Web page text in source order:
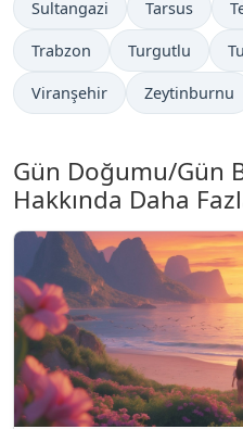
Sultangazi Tarsus
Trabzon Turgutlu
Viranşehir Zeytinburnu
Gün Doğumu/Gün
Hakkında Daha